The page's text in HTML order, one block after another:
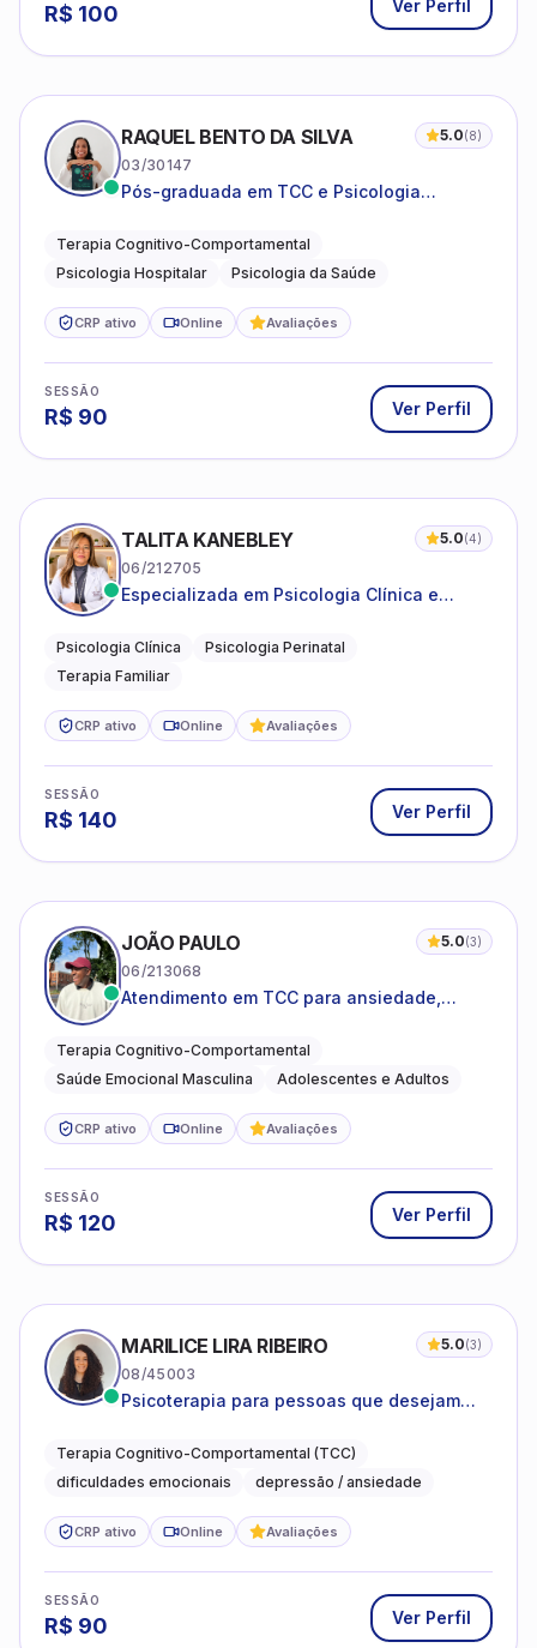
R$ 100 Ver Perfil
RAQUEL BENTO DA SILVA 5.0(8)
03/30147
Pós-graduada em TCC e Psicologia
Terapia Cognitivo-Comportamental
Psicologia Hospitalar
Psicologia da Saúde
CRP ativo Online Avaliações
SESSÃO
R$ 90 Ver Perfil
TALITA KANEBLEY 5.0(4)
06/212705
Especializada em Psicologia Clínica e
famílias
Psicologia Clínica
Psicologia Perinatal
Terapia Familiar
CRP ativo Online Avaliações
SESSÃO
R$ 140 Ver Perfil
JOÃO PAULO 5.0(3)
06/213068
Atendimento em TCC para ansiedade,
emocional
Terapia Cognitivo-Comportamental
Saúde Emocional Masculina
Adolescentes e Adultos
CRP ativo Online Avaliações
SESSÃO
R$ 120 Ver Perfil
MARILICE LIRA RIBEIRO 5.0(3)
08/45003
Psicoterapia para pessoas que desejam
dificuldades do dia a dia
Terapia Cognitivo-Comportamental (TCC)
dificuldades emocionais
depressão / ansiedade
CRP ativo Online Avaliações
SESSÃO
R$ 90 Ver Perfil